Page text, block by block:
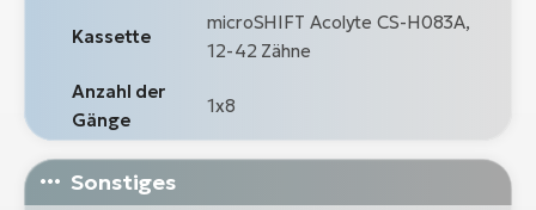
Kassette
microSHIFT Acolyte CS-H083A,
12-42 Zähne
Anzahl der
Gänge
1x8
Sonstiges